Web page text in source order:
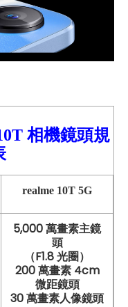
相機鏡頭規
realme 10T 5G
5,000 萬畫素主鏡
頭
（F1.8 光圈）
200 萬畫素 4cm
微距鏡頭
30 萬畫素人像鏡頭